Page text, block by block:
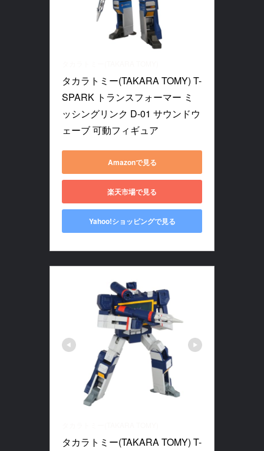
タカラトミー(TAKARA TOMY) T-
SPARK トランスフォーマー ミ
ッシングリンク D-01 サウンドウ
ェーブ 可動フィギュア
Amazonで見る
楽天市場で見る
Yahoo!ショッピングで見る
タカラトミー(TAKARA TOMY) T-